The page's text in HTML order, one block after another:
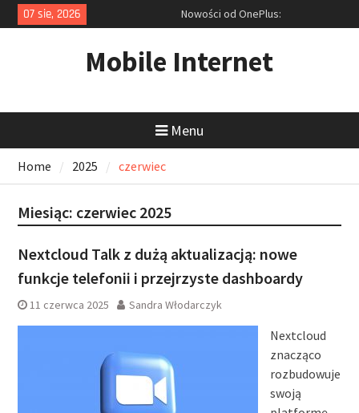
Skip
to
07 sie, 2026
Nowości od OnePlus:
Przedpremierowy test Nord 5 i
akcesoriów
tanio kupić sprzęt i opanować
zrzuty ekranu?
Ofensywa Samsunga: Od
inteligentne okulary z AI
Mobile Internet
Menu
Home 2025 czerwiec
Miesiąc: czerwiec 2025
Nextcloud Talk z dużą aktualizacją: nowe
funkcje telefonii i przejrzyste dashboardy
11 czerwca 2025 Sandra Włodarczyk
Nextcloud
znacząco
rozbudowuje
swoją